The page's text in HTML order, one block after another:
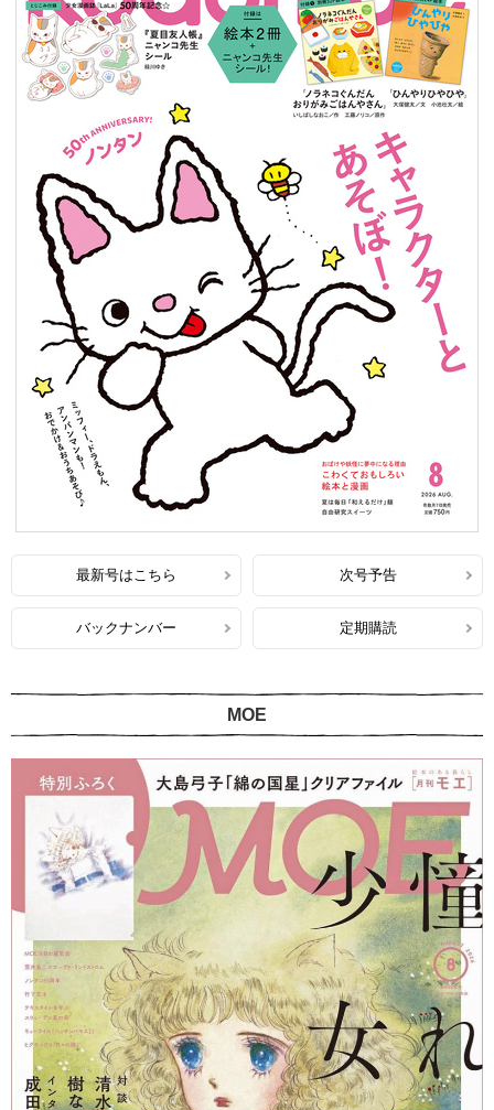
最新号はこちら 次号予告
バックナンバー 定期購読
MOE